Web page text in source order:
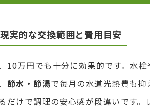
実的な交換範囲と費用目安
10万円でも十分に効果的です。水
節水・節湯で毎月の水道光熱費も
だけで調理の安心感が段違いです